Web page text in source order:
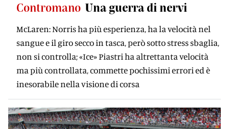
Contromano Una guerra di nervi
McLaren: Norris ha più esperienza, ha la velocità nel
sangue e il giro secco in tasca, però sotto stress sbaglia,
non si controlla; «Ice» Piastri ha altrettanta velocità
ma più controllata, commette pochissimi errori ed è
inesorabile nella visione di corsa